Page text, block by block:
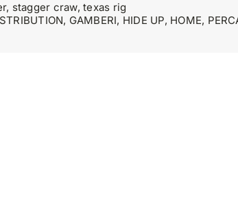
, stagger craw,texas rig
, GAMBERI, HIDE UP, HOME,